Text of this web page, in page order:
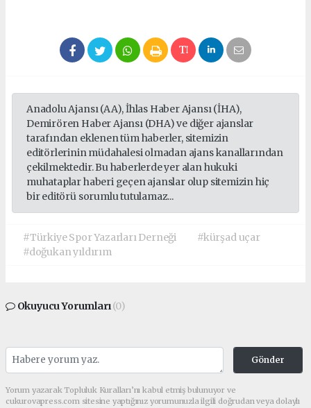
Anadolu Ajansı (AA), İhlas Haber Ajansı (İHA),
Demirören Haber Ajansı (DHA) ve diğer ajanslar
tarafından eklenen tüm haberler, sitemizin
editörlerinin müdahalesi olmadan ajans kanallarından
çekilmektedir. Bu haberlerde yer alan hukuki
muhataplar haberi geçen ajanslar olup sitemizin hiç
bir editörü sorumlu tutulamaz...
#Türkiye Spor Yazarları Derneği
#kürşad uçar
#doğukan yıldırım
Okuyucu Yorumları(0)
Gönder
Yorum yazarak Topluluk Kuralları’nı kabul etmiş bulunuyor ve
cukurovapress.com sitesine yaptığınız yorumunuzla ilgili doğrudan veya dolaylı